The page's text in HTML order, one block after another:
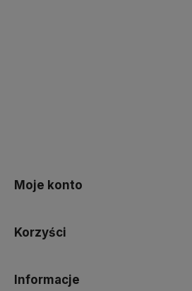
Moje konto
Korzyści
Informacje